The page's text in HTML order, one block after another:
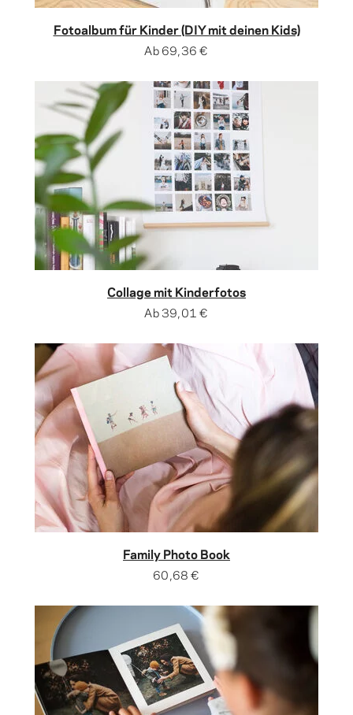
Fotoalbum für Kinder (DIY mit deinen Kids)
Ab69,36 €
Collage mit Kinderfotos
Ab39,01 €
Family Photo Book
60,68 €